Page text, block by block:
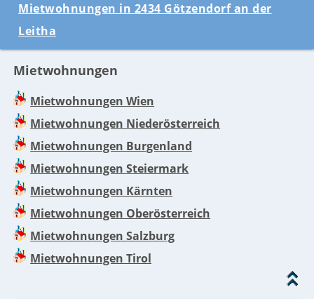
Mietwohnungen in 2434 Götzendorf an der
Leitha
Mietwohnungen
Mietwohnungen Wien
Mietwohnungen Niederösterreich
Mietwohnungen Burgenland
Mietwohnungen Steiermark
Mietwohnungen Kärnten
Mietwohnungen Oberösterreich
Mietwohnungen Salzburg
Mietwohnungen Tirol